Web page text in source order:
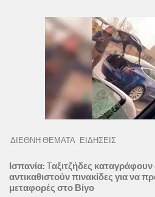
ΔΙΕΘΝΗ ΘΕΜΑΤΑ ΕΙΔΗΣΕΙΣ
Ισπανία: Tαξιτζήδες
αντικαθιστούν πινακίδες για να
μεταφορές στο Βίγο